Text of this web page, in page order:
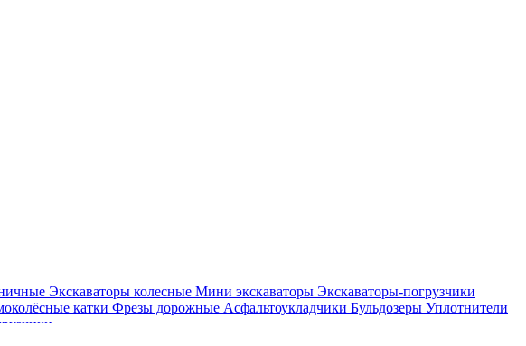
Экскаваторы колесные Мини экскаваторы Экскаваторы-погрузчики
катки Фрезы дорожные Асфальтоукладчики Бульдозеры Уплотнители